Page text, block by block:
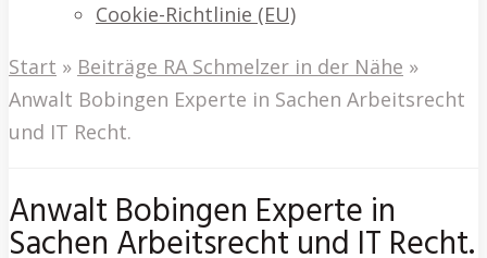
Cookie-Richtlinie (EU)
Start » Beiträge RA Schmelzer in der Nähe »
Anwalt Bobingen Experte in Sachen Arbeitsrecht
und IT Recht.
Anwalt Bobingen Experte in
Sachen Arbeitsrecht und IT Recht.